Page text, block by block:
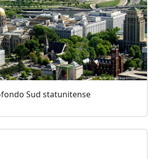
Sud statunitense